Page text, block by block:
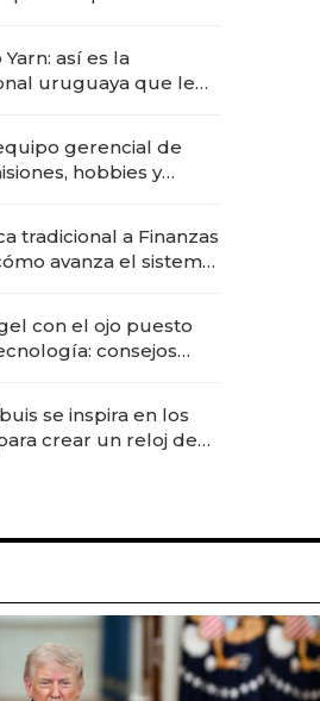
y prepara apertura
así es la
uruguaya que le
gerencial de
hobbies y
tradicional a Finanzas
avanza el sistema
con el ojo puesto
consejos
se inspira en los
crear un reloj de